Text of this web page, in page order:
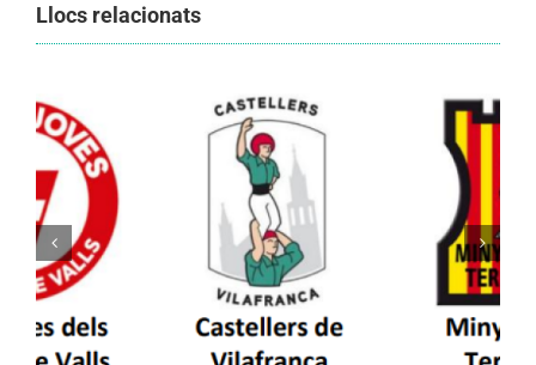
Llocs relacionats
Els Castellers de Vilafranca unieixen tradició i
patrimoni en un viatge de colla a la Vall
d’Aran i a la Vall de Boí